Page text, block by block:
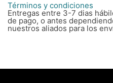
Términos y condiciones
Entregas entre 3-7 dias
de pago, o antes
nuestros aliados para los